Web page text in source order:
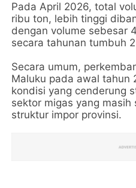
Pada April 2026, total
ribu ton, lebih tinggi
dengan volume sebesar
secara tahunan tumbuh
Secara umum,
Maluku pada awal tahun
kondisi yang cenderung
sektor migas yang masih
struktur impor provinsi.